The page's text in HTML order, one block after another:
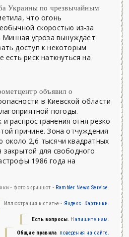
Украины по чрезвычайным
что огонь
скоростью из-за
Минная угроза вынуждает
доступ к некоторым
есть риск наткнуться на
объявил о
в Киевской области
погоды.
распространения огня резко
причине. Зона отчуждения
2,6 тысячи квадратных
закрытой для свободного
1986 года на
- фото скриншот - Rambler News Service.
Иллюстрация к статье - Яндекс. Картинки.
Есть вопросы. Напишите нам.
Общие правила поведения на сайте.